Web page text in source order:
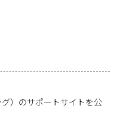
）のサポートサイトを公